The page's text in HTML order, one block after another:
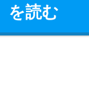
を読む